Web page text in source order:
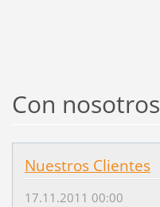
Con nosotros
Nuestros Clientes
17.11.2011 00:00